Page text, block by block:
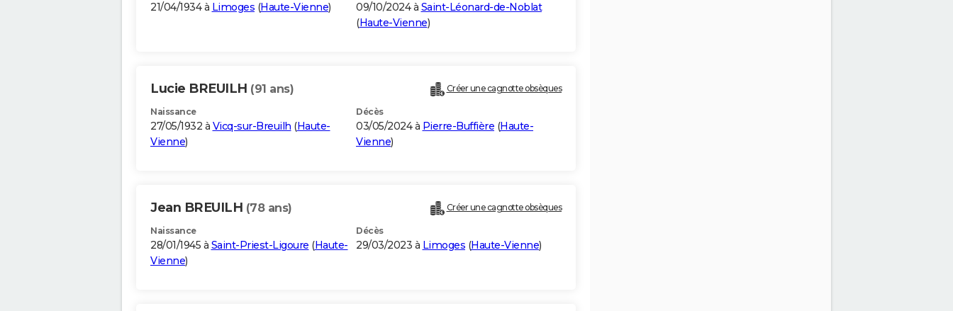
21/04/1934 à Limoges (Haute-Vienne) 09/10/2024 à Saint-Léonard-de-Noblat
(Haute-Vienne)
Lucie BREUILH (91 ans) Créer une cagnotte obsèques
Naissance
27/05/1932 à Vicq-sur-Breuilh (Haute-
Vienne)
Décès
03/05/2024 à Pierre-Buffière (Haute-
Vienne)
Jean BREUILH (78 ans) Créer une cagnotte obsèques
Naissance
28/01/1945 à Saint-Priest-Ligoure (Haute-
Vienne)
Décès
29/03/2023 à Limoges (Haute-Vienne)